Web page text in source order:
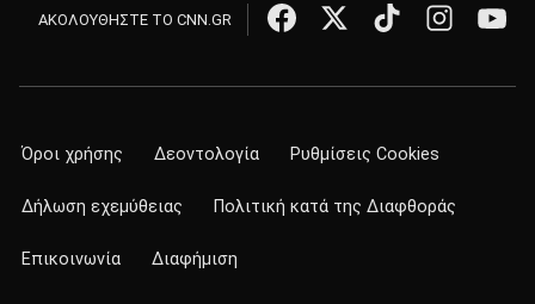
ΑΚΟΛΟΥΘΗΣΤΕ ΤΟ CNN.GR
Όροι χρήσης Δεοντολογία Ρυθμίσεις Cookies
Δήλωση εχεμύθειας Πολιτική κατά της Διαφθοράς
Επικοινωνία Διαφήμιση